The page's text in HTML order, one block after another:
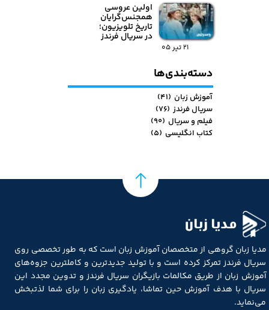
اولین عروسی
همجنس‌گرایان
تاریخ تلویزیون؛
در سریال فرندز
۲۱ تیر ۰۵
دسته‌بندی‌ها
آموزش زبان (۴۱)
سریال فرندز (۷۶)
فیلم و سریال (۹۰)
کتاب انگلیسی (۵)
مدیا زبان
مدیا زبان گروهی از متخصصان آموزش زبان است که به طور تخصصی روی
سریال فرندز تمرکز کرده است و با تولید جدیدترین و کاملترین جزوه‌های
آموزش زبان از طریق مکالمات بازیگران سریال فرندز و تدوین مجدد این
سریال با هدف آموزش حین تماشا، یادگیری زبان را برای شما لذتبخش
می‌نماید.